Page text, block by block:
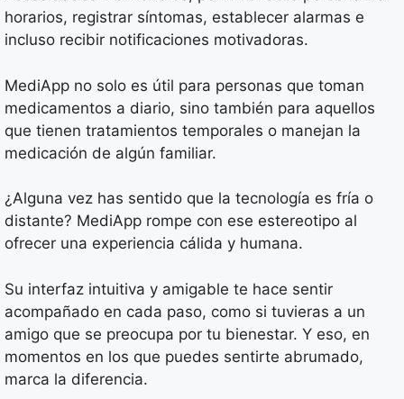
horarios, registrar síntomas, establecer alarmas e
incluso recibir notificaciones motivadoras.
MediApp no solo es útil para personas que toman
medicamentos a diario, sino también para aquellos
que tienen tratamientos temporales o manejan la
medicación de algún familiar.
¿Alguna vez has sentido que la tecnología es fría o
distante? MediApp rompe con ese estereotipo al
ofrecer una experiencia cálida y humana.
Su interfaz intuitiva y amigable te hace sentir
acompañado en cada paso, como si tuvieras a un
amigo que se preocupa por tu bienestar. Y eso, en
momentos en los que puedes sentirte abrumado,
marca la diferencia.